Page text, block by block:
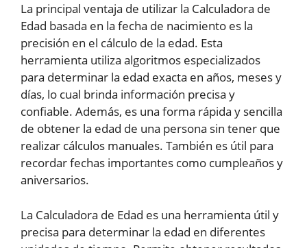
La principal ventaja de utilizar la Calculadora de
Edad basada en la fecha de nacimiento es la
precisión en el cálculo de la edad. Esta
herramienta utiliza algoritmos especializados
para determinar la edad exacta en años, meses y
días, lo cual brinda información precisa y
confiable. Además, es una forma rápida y sencilla
de obtener la edad de una persona sin tener que
realizar cálculos manuales. También es útil para
recordar fechas importantes como cumpleaños y
aniversarios.
La Calculadora de Edad es una herramienta útil y
precisa para determinar la edad en diferentes